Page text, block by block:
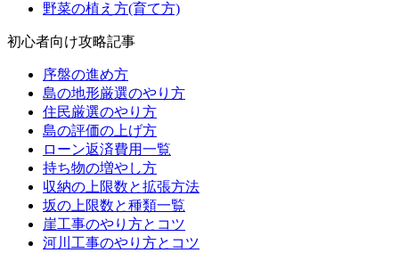
野菜の植え方(育て方)
初心者向け攻略記事
序盤の進め方
島の地形厳選のやり方
住民厳選のやり方
島の評価の上げ方
ローン返済費用一覧
持ち物の増やし方
収納の上限数と拡張方法
坂の上限数と種類一覧
崖工事のやり方とコツ
河川工事のやり方とコツ